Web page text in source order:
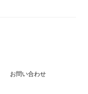
お問い合わせ